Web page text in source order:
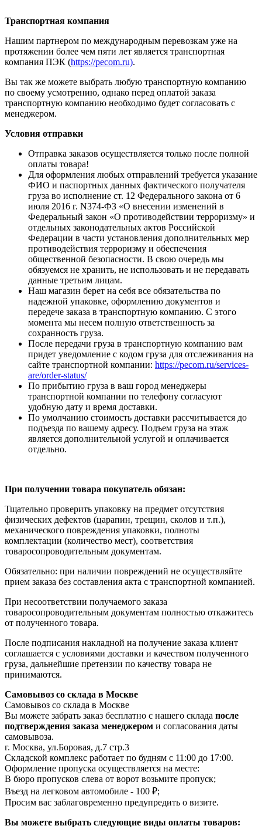
Транспортная компания
Нашим партнером по международным перевозкам уже на
протяжении более чем пяти лет является транспортная
компания ПЭК (https://pecom.ru).
Вы так же можете выбрать любую транспортную компанию
по своему усмотрению, однако перед оплатой заказа
транспортную компанию необходимо будет согласовать с
менеджером.
Условия отправки
Отправка заказов осуществляется только после полной
оплаты товара!
Для оформления любых отправлений требуется указание
ФИО и паспортных данных фактического получателя
груза во исполнение ст. 12 Федерального закона от 6
июля 2016 г. N374-ФЗ «О внесении изменений в
Федеральный закон «О противодействии терроризму» и
отдельных законодательных актов Российской
Федерации в части установления дополнительных мер
противодействия терроризму и обеспечения
общественной безопасности. В свою очередь мы
обязуемся не хранить, не использовать и не передавать
данные третьим лицам.
Наш магазин берет на себя все обязательства по
надежной упаковке, оформлению документов и
передече заказа в транспортную компанию. С этого
момента мы несем полную ответственность за
сохранность груза.
После передачи груза в транспортную компанию вам
придет уведомление с кодом груза для отслеживания на
сайте транспортной компании: https://pecom.ru/services-
are/order-status/
По прибытию груза в ваш город менеджеры
транспортной компании по телефону согласуют
удобную дату и время доставки.
По умолчанию стоимость доставки рассчитывается до
подъезда по вашему адресу. Подъем груза на этаж
является дополнительной услугой и оплачивается
отдельно.
При получении товара покупатель обязан:
Тщательно проверить упаковку на предмет отсутствия
физических дефектов (царапин, трещин, сколов и т.п.),
механического повреждения упаковки, полноты
комплектации (количество мест), соответствия
товаросопроводительным документам.
Обязательно: при наличии повреждений не осуществляйте
прием заказа без составления акта с транспортной компанией.
При несоответствии получаемого заказа
товаросопроводительным документам полностью откажитесь
от полученного товара.
После подписания накладной на получение заказа клиент
соглашается с условиями доставки и качеством полученного
груза, дальнейшие претензии по качеству товара не
принимаются.
Самовывоз со склада в Москве
Самовывоз со склада в Москве
Вы можете забрать заказ бесплатно с нашего склада после
подтверждения заказа менеджером и согласования даты
самовывоза.
г. Москва, ул.Боровая, д.7 стр.3
Складской комплекс работает по будням с 11:00 до 17:00.
Оформление пропуска осуществляется на месте:
В бюро пропусков слева от ворот возьмите пропуск;
Въезд на легковом автомобиле - 100 ₽;
Просим вас заблаговременно предупредить о визите.
Вы можете выбрать следующие виды оплаты товаров: